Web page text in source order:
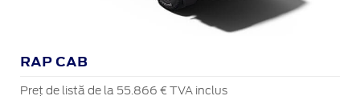
RAP CAB
Preț de listă de la 55.866 € TVA inclus